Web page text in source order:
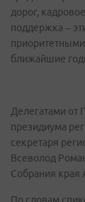
дорог,
поддержка –
ближайшие
Делегатами от
президиума
секретаря
Всеволод
Собрания края